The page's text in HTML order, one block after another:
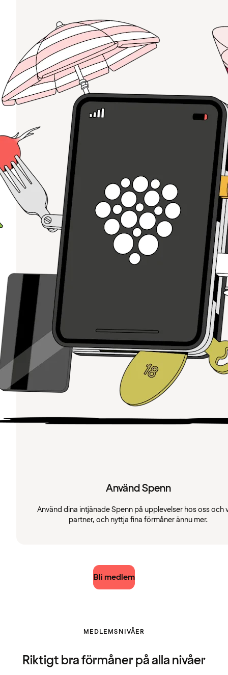
Använd Spenn
Använd dina intjänade Spenn på upplevelser hos oss och
partner, och nyttja fina förmåner ännu mer.
Bli medlem
MEDLEMSNIVÅER
Riktigt bra förmåner på alla nivåer